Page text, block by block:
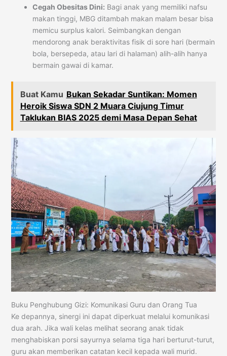
Cegah Obesitas Dini: Bagi anak yang memiliki nafsu
makan tinggi, MBG ditambah makan malam besar bisa
memicu surplus kalori. Seimbangkan dengan
mendorong anak beraktivitas fisik di sore hari (bermain
bola, bersepeda, atau lari di halaman) alih-alih hanya
bermain gawai di kamar.
Buat Kamu Bukan Sekadar Suntikan: Momen
Heroik Siswa SDN 2 Muara Ciujung Timur
Taklukan BIAS 2025 demi Masa Depan Sehat
Buku Penghubung Gizi: Komunikasi Guru dan Orang Tua
Ke depannya, sinergi ini dapat diperkuat melalui komunikasi
dua arah. Jika wali kelas melihat seorang anak tidak
menghabiskan porsi sayurnya selama tiga hari berturut-turut,
guru akan memberikan catatan kecil kepada wali murid.